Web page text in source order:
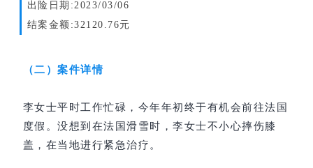
出险日期:2023/03/06
结案金额:32120.76元
（二）案件详情
李女士平时工作忙碌，今年年初终于有机会前往法国
度假。没想到在法国滑雪时，李女士不小心摔伤膝
盖，在当地进行紧急治疗。